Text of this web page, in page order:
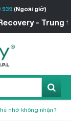
939(Ngoài giờ)
- Trung
nhớ không nhận?